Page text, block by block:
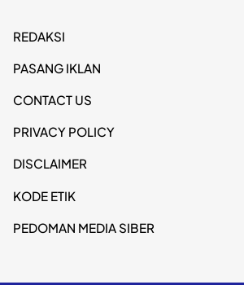
REDAKSI
PASANG IKLAN
CONTACT US
PRIVACY POLICY
DISCLAIMER
KODE ETIK
PEDOMAN MEDIA SIBER